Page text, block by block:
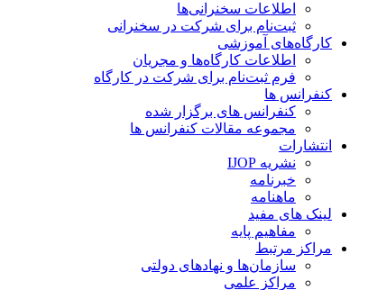
اطلاعات سخنرانی‌‌ها
ثبت‌نام برای شرکت در سخنرانی
کارگاه‌های آموزشی
اطلاعات کارگاه‌ها و مجریان
فرم ثبت‌نام برای شرکت در کارگاه
کنفرانس ها
کنفرانس های برگزار شده
مجموعه مقالات کنفرانس ها
انتشارات
نشریه IJOP
خبرنامه
ماهنامه
لینک های مفید
مفاهیم پایه
مراکز مرتبط
سازمان‌ها و نهادهای دولتی
مراکز علمی